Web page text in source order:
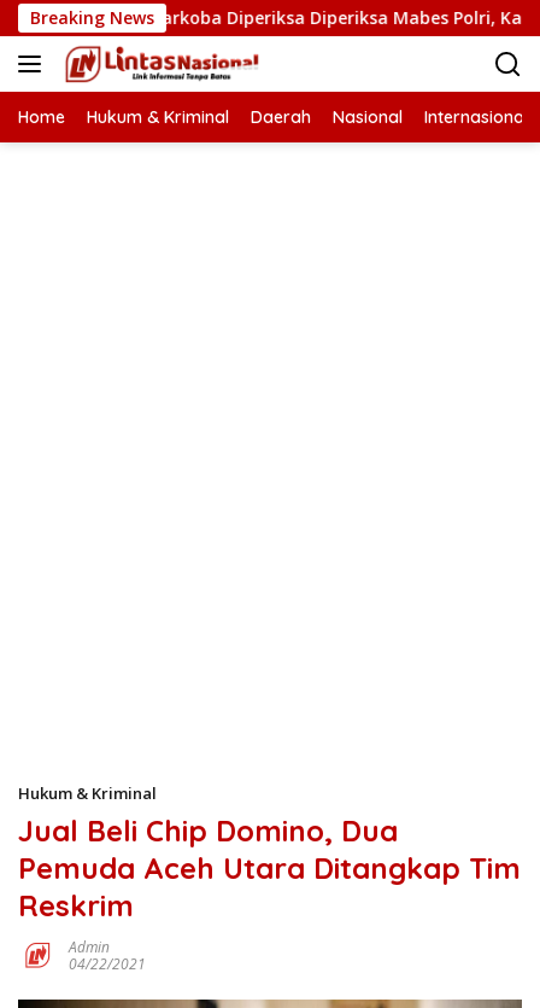
Langsung
ke
konten
Breaking News
Kasat Narkoba Diperiksa Diperiksa Mabes Polri, Kasus Apa?
Home Hukum & Kriminal Daerah Nasional Internasional
Hukum & Kriminal
Jual Beli Chip Domino, Dua
Pemuda Aceh Utara Ditangkap Tim
Reskrim
Admin
04/22/2021